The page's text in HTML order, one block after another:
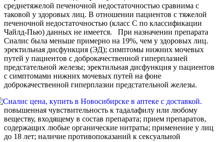
среднетяжелой печеночной недостаточностью сравнима с
таковой у здоровых лиц. В отношении пациентов с тяжeлой
печeночной недостаточностью (класс С по классификации
Чайлд-Пью) данных не имеется. При назначении препарата
Сиалис была меньше примерно на 19%, чем у здоровых лиц.
эректильная дисфункция (ЭД); симптомы нижних мочевых
путей у пациентов с доброкачественной гиперплазией
предстательной железы; эректильная дисфункция у пациентов
с симптомами нижних мочевых путей на фоне
доброкачественной гиперплазии предстательной железы.
повышенная чувствительность к тадалафилу или любому
веществу, входящему в состав препарата; прием препаратов,
содержащих любые органические нитраты; применение у лиц
до 18 лет; наличие противопоказаний к сексуальной